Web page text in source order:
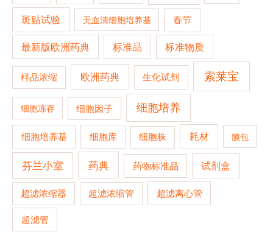
斑贴试验 无血清细胞培养基 春节
最新版欧洲药典 标准品 标准物质
样品浓缩 欧洲药典 生化试剂 索莱宝
细胞冻存 细胞因子 细胞培养
细胞培养基 细胞库 细胞株 耗材 膜包
芬兰小室 药典 药物标准品 试剂盒
超滤浓缩器 超滤浓缩管 超滤离心管
超滤管